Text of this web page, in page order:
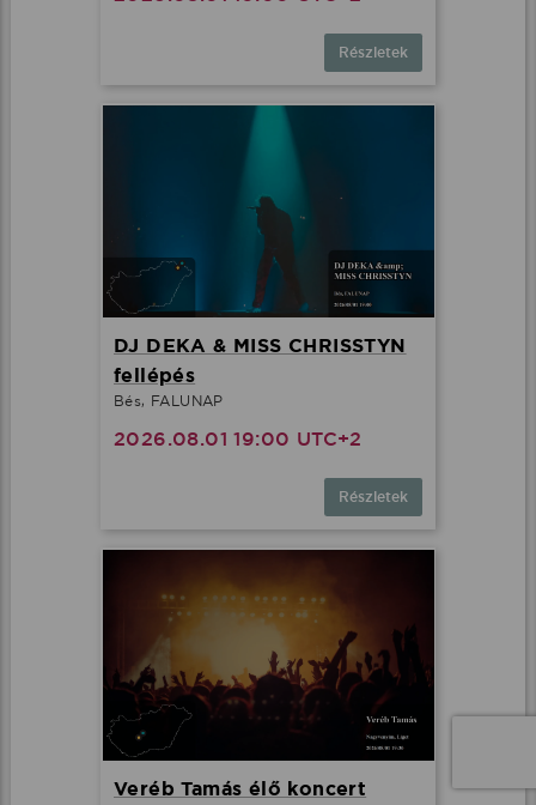
Részletek
DJ DEKA & MISS CHRISSTYN
fellépés
Bés, FALUNAP
2026.08.01 19:00 UTC+2
Részletek
Veréb Tamás élő koncert